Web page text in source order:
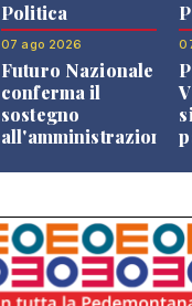
Politica
07 ago 2026
Futuro Nazionale
conferma il
sostegno
all'amministrazione